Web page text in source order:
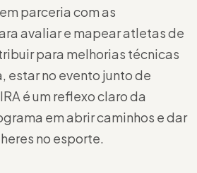
parceria com as
avaliar e mapear atletas de
para melhorias técnicas
estar no evento junto de
é um reflexo claro da
em abrir caminhos e dar
no esporte.